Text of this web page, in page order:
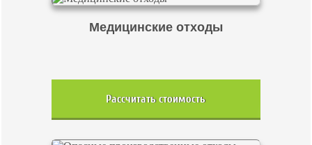
Медицинские отходы
Рассчитать стоимость